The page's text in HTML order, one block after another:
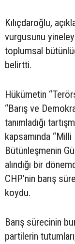
Kılıçdaroğlu,
vurgusunu
toplumsal
belirtti.
Hükümetin
“Barış ve
tanımladığı
kapsamında
Bütünleşmenin
alındığı bir
CHP’nin barış
koydu.
Barış sürecinin
partilerin